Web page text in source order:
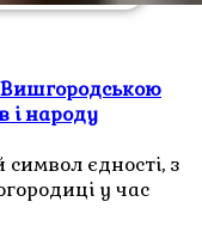
і народу
єдності, з
у час